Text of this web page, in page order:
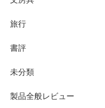
旅行
書評
未分類
製品全般レビュー